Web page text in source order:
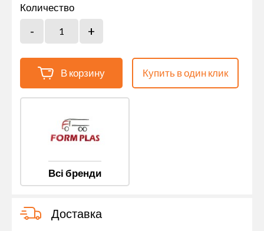
Количество
В корзину Купить в один клик
Всі бренди
Доставка